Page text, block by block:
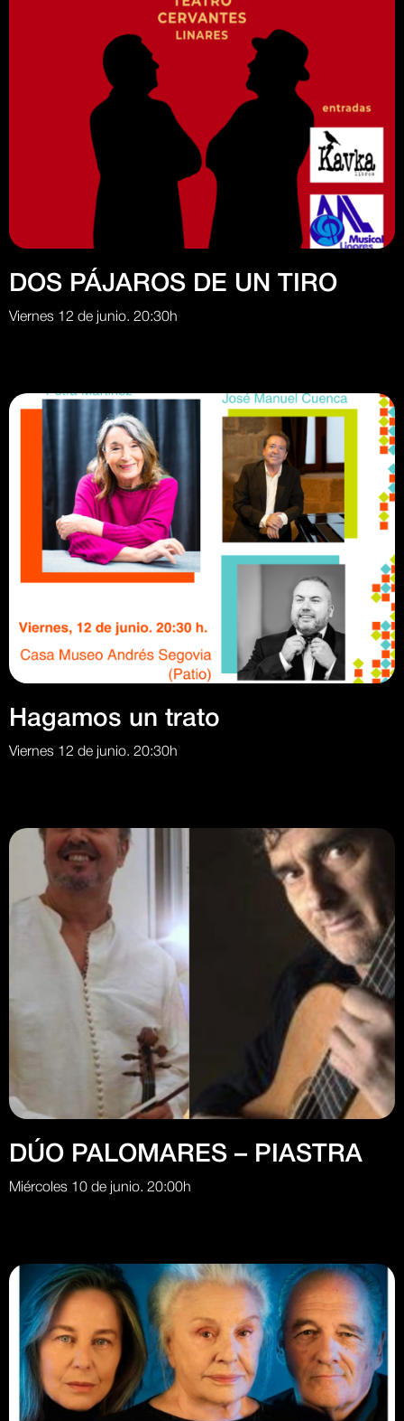
DOS PÁJAROS DE UN TIRO
Viernes 12 de junio. 20:30h
Hagamos un trato
Viernes 12 de junio. 20:30h
DÚO PALOMARES – PIASTRA
Miércoles 10 de junio. 20:00h